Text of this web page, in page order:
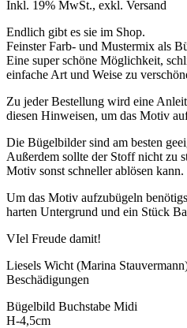
Inkl. 19% MwSt., exkl. Versand
Endlich gibt es sie im Shop.
Feinster Farb- und Mustermix als
Eine super schöne Möglichkeit,
einfache Art und Weise zu
Zu jeder Bestellung wird eine
diesen Hinweisen, um das Motiv
Die Bügelbilder sind am besten
Außerdem sollte der Stoff nicht zu
Motiv sonst schneller ablösen kann.
Um das Motiv aufzubügeln
harten Untergrund und ein Stück
VIel Freude damit!
Liesels Wicht (Marina
Beschädigungen
Bügelbild Buchstabe Midi
H-4,5cm